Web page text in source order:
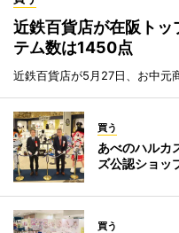
近鉄百貨店が在阪ト
テム数は1450点
近鉄百貨店が5月27日、お中元
買う
あべのハルカ
ズ公認ショッ
買う